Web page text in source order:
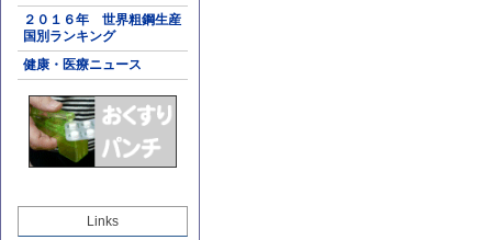
２０１６年 世界粗鋼生産
国別ランキング
健康・医療ニュース
Links